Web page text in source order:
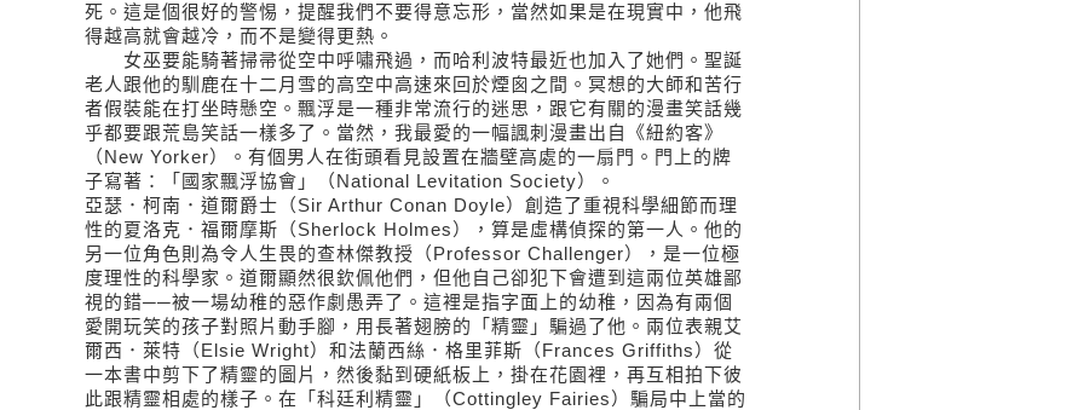
死。這是個很好的警惕，提醒我們不要得意忘形，當然如果是在現實中，他飛
得越高就會越冷，而不是變得更熱。
女巫要能騎著掃帚從空中呼嘯飛過，而哈利波特最近也加入了她們。聖誕
老人跟他的馴鹿在十二月雪的高空中高速來回於煙囪之間。冥想的大師和苦行
者假裝能在打坐時懸空。飄浮是一種非常流行的迷思，跟它有關的漫畫笑話幾
乎都要跟荒島笑話一樣多了。當然，我最愛的一幅諷刺漫畫出自《紐約客》
（New Yorker）。有個男人在街頭看見設置在牆壁高處的一扇門。門上的牌
子寫著：「國家飄浮協會」（National Levitation Society）。
亞瑟．柯南．道爾爵士（Sir Arthur Conan Doyle）創造了重視科學細節而理
性的夏洛克．福爾摩斯（Sherlock Holmes），算是虛構偵探的第一人。他的
另一位角色則為令人生畏的查林傑教授（Professor Challenger），是一位極
度理性的科學家。道爾顯然很欽佩他們，但他自己卻犯下會遭到這兩位英雄鄙
視的錯──被一場幼稚的惡作劇愚弄了。這裡是指字面上的幼稚，因為有兩個
愛開玩笑的孩子對照片動手腳，用長著翅膀的「精靈」騙過了他。兩位表親艾
爾西．萊特（Elsie Wright）和法蘭西絲．格里菲斯（Frances Griffiths）從
一本書中剪下了精靈的圖片，然後黏到硬紙板上，掛在花園裡，再互相拍下彼
此跟精靈相處的樣子。在「科廷利精靈」（Cottingley Fairies）騙局中上當的